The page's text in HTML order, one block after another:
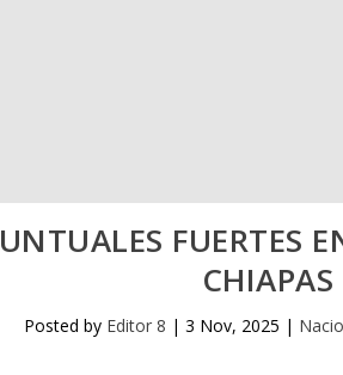
FUERTES
CHIAPAS
Posted by Editor 8 | 3 Nov, 2025 |